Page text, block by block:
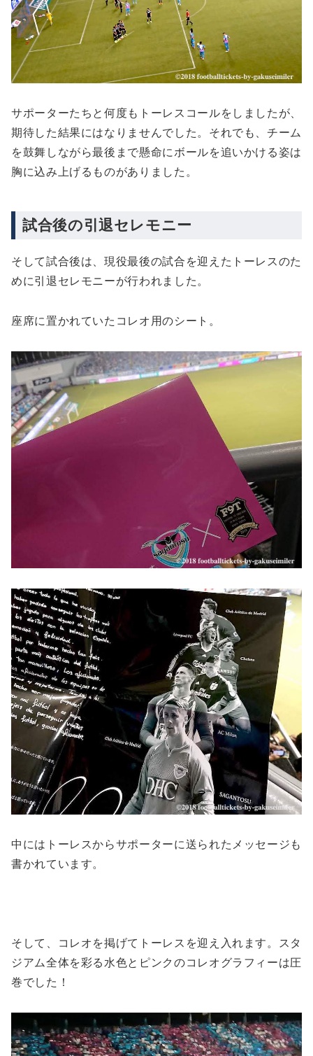
サポーターたちと何度もトーレスコールをしましたが、
期待した結果にはなりませんでした。それでも、チーム
を鼓舞しながら最後まで懸命にボールを追いかける姿は
胸に込み上げるものがありました。
試合後の引退セレモニー
そして試合後は、現役最後の試合を迎えたトーレスのた
めに引退セレモニーが行われました。
座席に置かれていたコレオ用のシート。
中にはトーレスからサポーターに送られたメッセージも
書かれています。
そして、コレオを掲げてトーレスを迎え入れます。スタ
ジアム全体を彩る水色とピンクのコレオグラフィーは圧
巻でした！